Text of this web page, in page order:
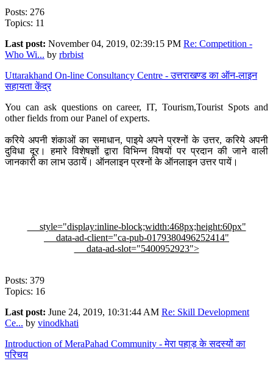
Posts: 276
Topics: 11
Last post: November 04, 2019, 02:39:15 PM Re: Competition -
Who Wi... by rbrbist
Uttarakhand On-line Consultancy Centre - उत्तराखण्ड का ऑन-लाइन
सहायता केंद्र
You can ask questions on career, IT, Tourism,Tourist Spots and
other fields from our Panel of experts.
करिये अपनी शंकाओं का समाधान, पाइये अपने प्रश्नों के उत्तर, करिये अपनी
दुविधा दूर। हमारे विशेषज्ञों द्वारा विभिन्न विषयों पर प्रदान की जाने वाली
जानकारी का लाभ उठायें। ऑनलाइन प्रश्नों के ऑनलाइन उत्तर पायें।
style="display:inline-block;width:468px;height:60px"
data-ad-client="ca-pub-0179380496252414"
data-ad-slot="5400952923">
Posts: 379
Topics: 16
Last post: June 24, 2019, 10:31:44 AM Re: Skill Development
Ce... by vinodkhati
Introduction of MeraPahad Community - मेरा पहाड़ के सदस्यों का
परिचय